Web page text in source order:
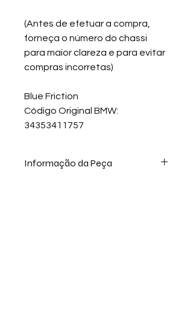
(Antes de efetuar a compra,
forneça o número do chassi
para maior clareza e para evitar
compras incorretas)
Blue Friction
Código Original BMW:
34353411757
Informação da Peça